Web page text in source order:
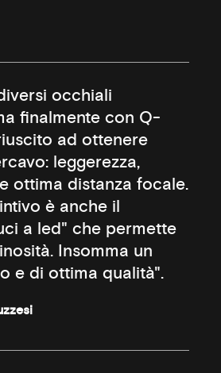
occhiali
finalmente con Q-
ad ottenere
leggerezza,
ottima distanza focale.
è anche il
a led" che permette
Insomma un
e di ottima qualità".